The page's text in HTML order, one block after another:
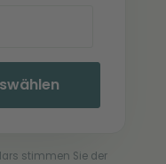
stimmen Sie der